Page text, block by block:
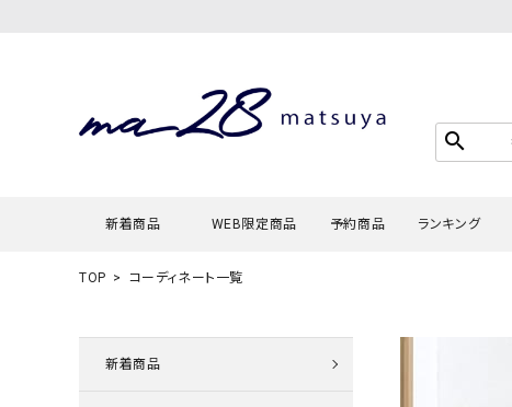
search
新着商品 WEB限定商品 予約商品 ランキング
TOP コーディネート一覧
新着商品